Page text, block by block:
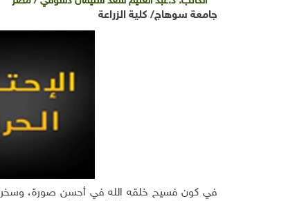
جامعة سوهاج/ كلية الزراعة
في كون فسيح خلقه الله في أحسن صورة،